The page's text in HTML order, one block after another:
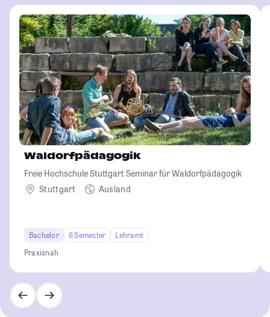
Waldorfpädagogik
Freie Hochschule Stuttgart Seminar für Waldorfpädagogik
Stuttgart
Ausland
Bachelor 6 Semester
Lehramt
Praxisnah